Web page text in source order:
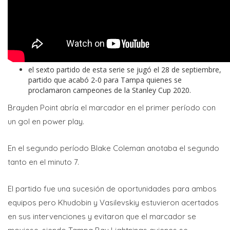
el sexto partido de esta serie se jugó el 28 de septiembre,
partido que acabó 2-0 para Tampa quienes se
proclamaron campeones de la Stanley Cup 2020.
Brayden Point abría el marcador en el primer período con
un gol en power play.
En el segundo período Blake Coleman anotaba el segundo
tanto en el minuto 7.
El partido fue una sucesión de oportunidades para ambos
equipos pero Khudobin y Vasilevskiy estuvieron acertados
en sus intervenciones y evitaron que el marcador se